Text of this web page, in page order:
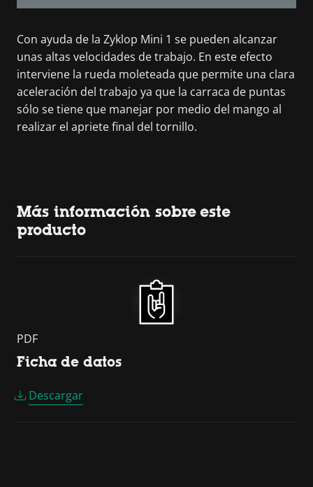
Con ayuda de la Zyklop Mini 1 se pueden alcanzar
unas altas velocidades de trabajo. En este efecto
interviene la rueda moleteada que permite una clara
aceleración del trabajo ya que la carraca de puntas
sólo se tiene que manejar por medio del mango al
realizar el apriete final del tornillo.
Más información sobre este
producto
PDF
Ficha de datos
Descargar